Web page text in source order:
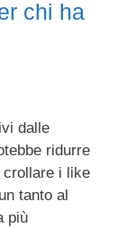
chi ha
dalle
ridurre
crollare i like
tanto al
più